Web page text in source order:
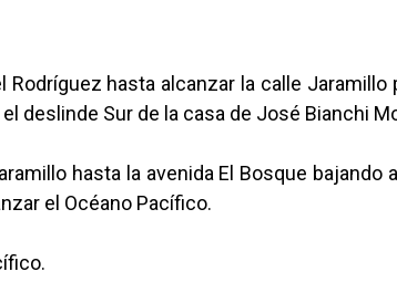
Rodríguez hasta alcanzar la calle Jaramillo
deslinde Sur de la casa de José Bianchi
hasta la avenida El Bosque bajando
el Océano Pacífico.